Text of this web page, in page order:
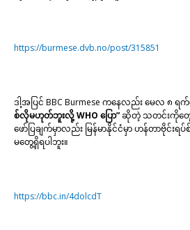
https://burmese.dvb.no/post/315851
ဒါ့အပြင် BBC Burmese ကနေလည်း မေလ ၈ ရက်
စ်လိုမဟုတ်ဘူးလို့ WHO ပြော”ဆိုတဲ့ သတင်းကိုတွေ့ရ
ဖော်ပြချက်မှာလည်း မြန်မာနိုင်ငံမှာ ဟန်တာဗိုင်
မတွေ့ရှိရပါဘူး။
https://bbc.in/4dolcdT